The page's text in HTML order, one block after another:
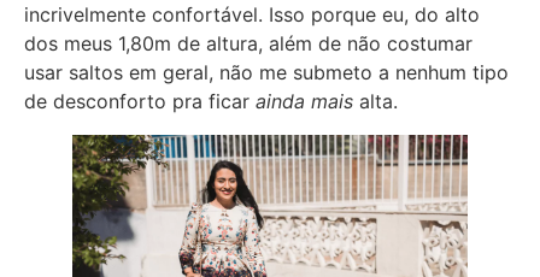
incrivelmente confortável. Isso porque eu, do alto
dos meus 1,80m de altura, além de não costumar
usar saltos em geral, não me submeto a nenhum tipo
de desconforto pra ficar ainda mais alta.